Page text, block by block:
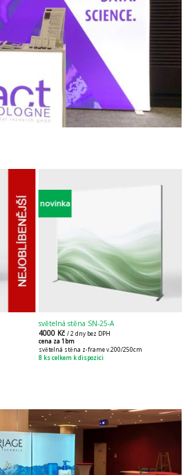
novinka
světelná stěna SN-25-A
4000 Kč / 2 dny bez DPH
cena za 1bm
světelná stěna z-frame v.200/250cm
8 ks celkem k dispozici